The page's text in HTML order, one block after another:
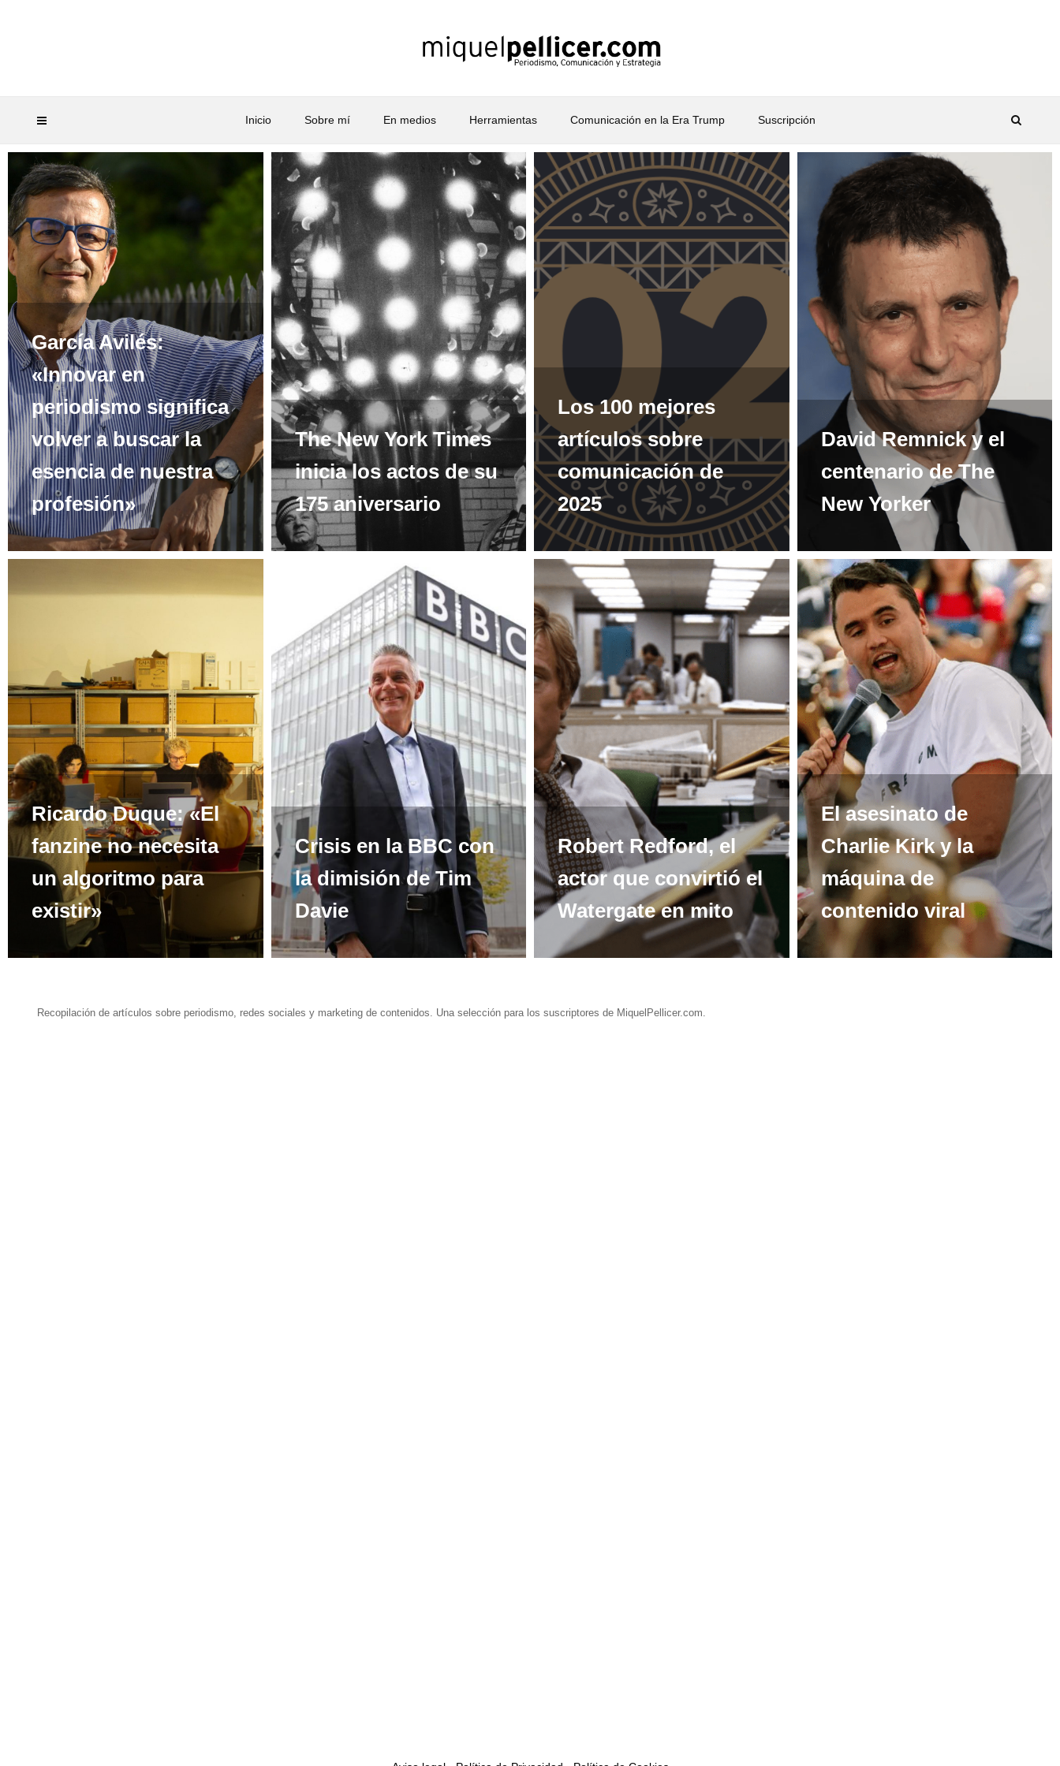
Inicio Sobre mí En medios Herramientas Comunicación en la Era Trump Suscripción
García Avilés:
«Innovar en
periodismo significa
volver a buscar la
esencia de nuestra
profesión»
The New York Times
inicia los actos de su
175 aniversario
Los 100 mejores
artículos sobre
comunicación de
2025
David Remnick y el
centenario de The
New Yorker
Ricardo Duque: «El
fanzine no necesita
un algoritmo para
existir»
Crisis en la BBC con
la dimisión de Tim
Davie
Robert Redford, el
actor que convirtió el
Watergate en mito
El asesinato de
Charlie Kirk y la
máquina de
contenido viral
Recopilación de artículos sobre periodismo, redes sociales y marketing de contenidos. Una selección para los suscriptores de MiquelPellicer.com.